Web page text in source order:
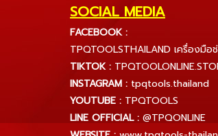
SOCIAL MEDIA
FACEBOOK :
TPQTOOLSTHAILAND เครื่องมือ
TIKTOK :
INSTAGRAM : tpqtools.thailand
YOUTUBE : TPQTOOLS
LINE OFFICIAL : @TPQONLINE